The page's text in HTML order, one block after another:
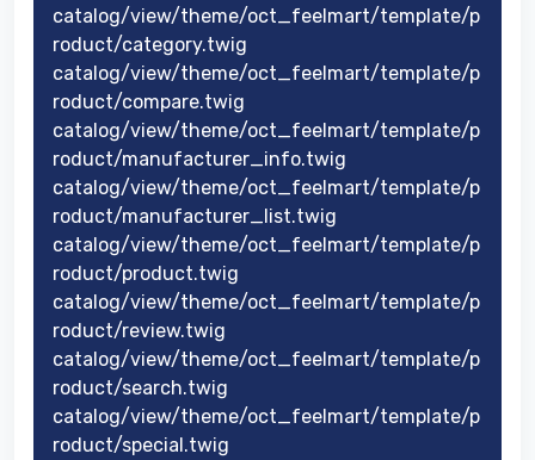
catalog/view/theme/oct_feelmart/template/p
roduct/category.twig
catalog/view/theme/oct_feelmart/template/p
roduct/compare.twig
catalog/view/theme/oct_feelmart/template/p
roduct/manufacturer_info.twig
catalog/view/theme/oct_feelmart/template/p
roduct/manufacturer_list.twig
catalog/view/theme/oct_feelmart/template/p
roduct/product.twig
catalog/view/theme/oct_feelmart/template/p
roduct/review.twig
catalog/view/theme/oct_feelmart/template/p
roduct/search.twig
catalog/view/theme/oct_feelmart/template/p
roduct/special.twig